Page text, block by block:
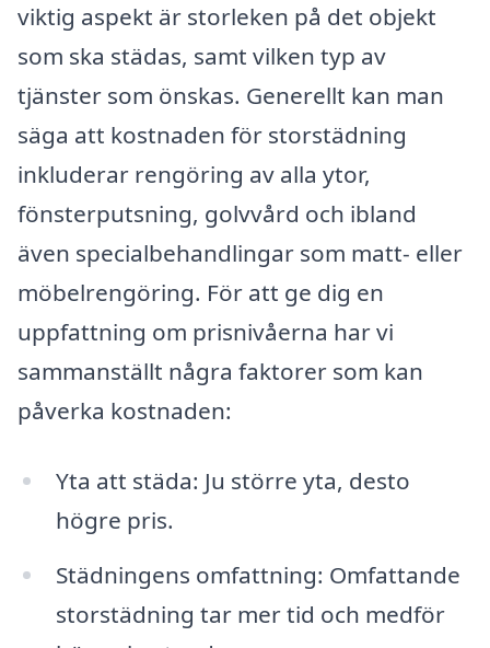
viktig aspekt är storleken på det objekt
som ska städas, samt vilken typ av
tjänster som önskas. Generellt kan man
säga att kostnaden för storstädning
inkluderar rengöring av alla ytor,
fönsterputsning, golvvård och ibland
även specialbehandlingar som matt- eller
möbelrengöring. För att ge dig en
uppfattning om prisnivåerna har vi
sammanställt några faktorer som kan
påverka kostnaden:
Yta att städa: Ju större yta, desto
högre pris.
Städningens omfattning: Omfattande
storstädning tar mer tid och medför